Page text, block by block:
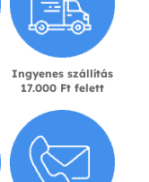
Ingyenes szállítás
17.000 Ft felett